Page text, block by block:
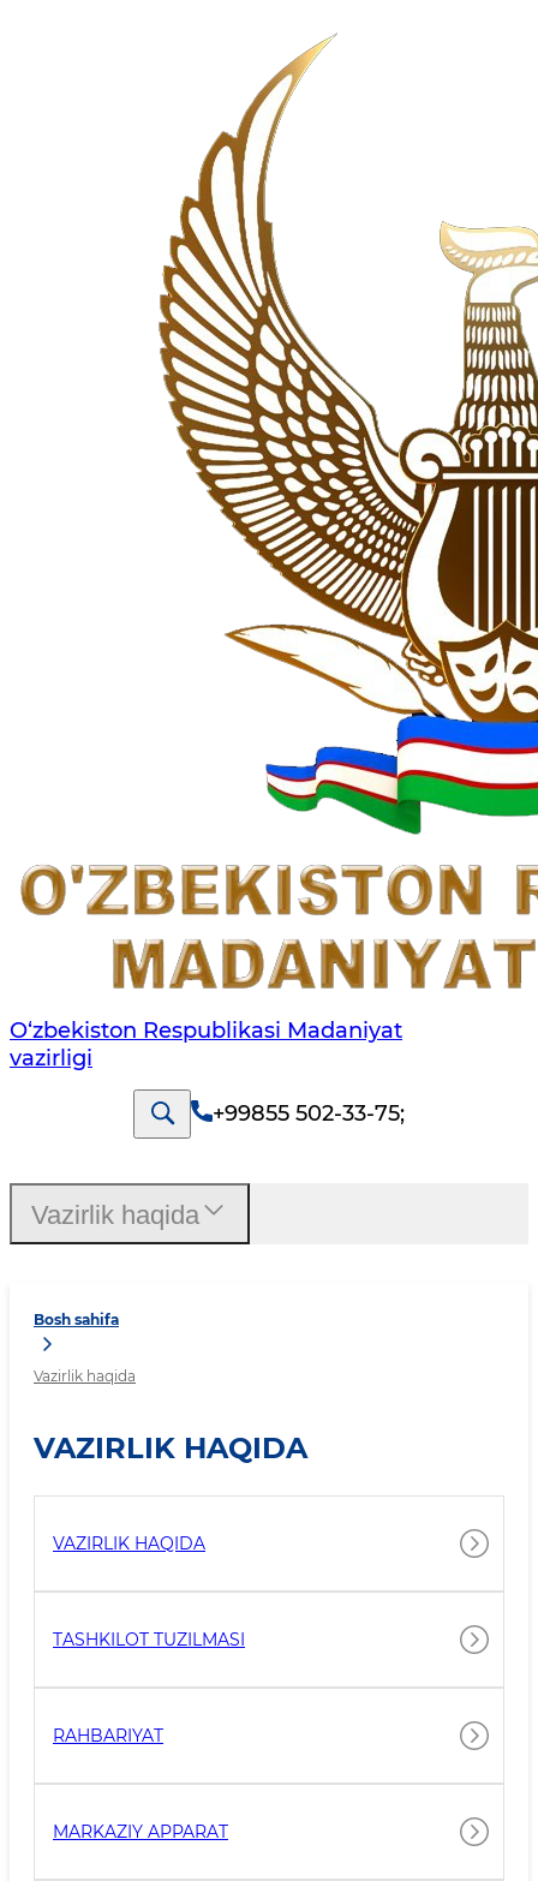
O‘zbekiston Respublikasi Madaniyat
vazirligi
+99855 502-33-75;
Bosh sahifa
Vazirlik haqida
VAZIRLIK HAQIDA
VAZIRLIK HAQIDA
TASHKILOT TUZILMASI
RAHBARIYAT
MARKAZIY APPARAT
Vazirlik haqida